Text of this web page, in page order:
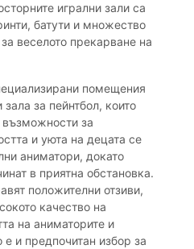
игрални зали са
батути и множество
веселото прекарване на
помещения
за пейнтбол, които
възможности за
и уюта на децата се
аниматори, докато
в приятна обстановка.
положителни отзиви,
качество на
на аниматорите и
е и предпочитан избор за